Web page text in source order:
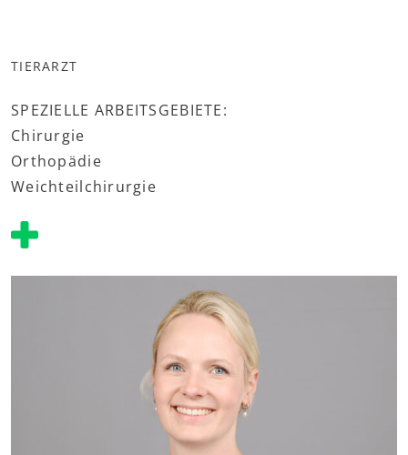
TIERARZT
SPEZIELLE ARBEITSGEBIETE:
Chirurgie
Orthopädie
Weichteilchirurgie